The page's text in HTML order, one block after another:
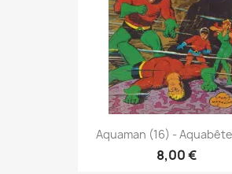
Aquaman (16) -
8,00 €